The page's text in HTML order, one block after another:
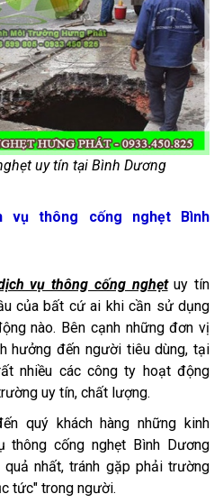
uy tín tại Bình Dương
vụ thông cống nghẹt Bình
vụ thông cống nghẹtuy tín
của bất cứ ai khi cần sử dụng
nào. Bên cạnh những đơn vị
hưởng đến người tiêu dùng, tại
nhiều các công ty hoạt động
uy tín, chất lượng.
quý khách hàng những kinh
thông cống nghẹt Bình Dương
nhất, tránh gặp phải trường
tức" trong người.